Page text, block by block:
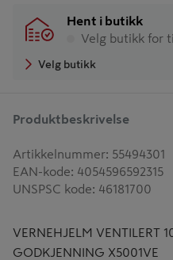
Hent i butikk
Velg butikk for
Velg butikk
Produktbeskrivelse
Artikkelnummer: 55494301
EAN-kode: 4054596592315
UNSPSC kode: 46181700
VERNEHJELM VENTILERT
GODKJENNING X5001VE